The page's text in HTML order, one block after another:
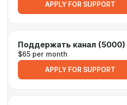
APPLY FOR SUPPORT
Поддержать канал (5000)
$65 per month
APPLY FOR SUPPORT